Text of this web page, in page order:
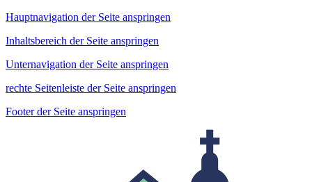
Hauptnavigation der Seite anspringen
Inhaltsbereich der Seite anspringen
Unternavigation der Seite anspringen
rechte Seitenleiste der Seite anspringen
Footer der Seite anspringen